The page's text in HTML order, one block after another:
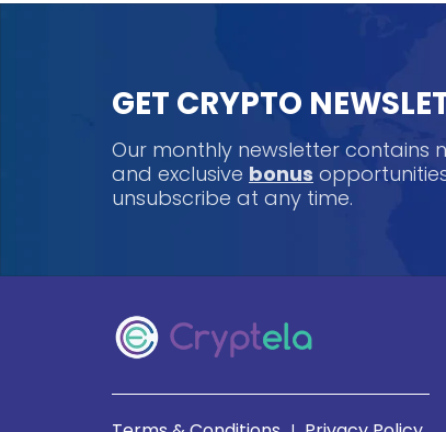
GET CRYPTO
Our monthly newsletter contains
and exclusive bonus
unsubscribe at any time.